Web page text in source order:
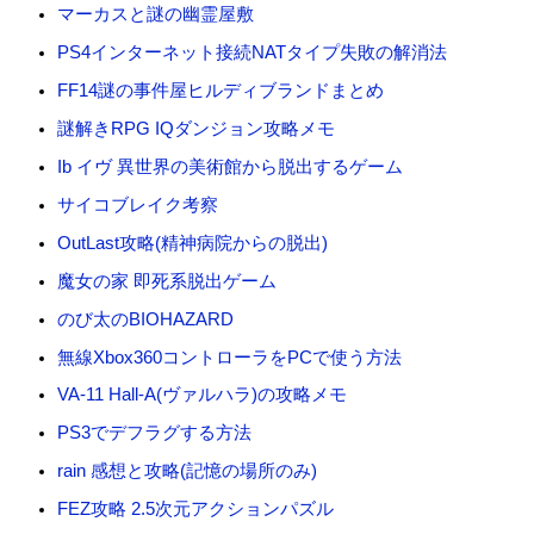
マーカスと謎の幽霊屋敷
PS4インターネット接続NATタイプ失敗の解消法
FF14謎の事件屋ヒルディブランドまとめ
謎解きRPG IQダンジョン攻略メモ
Ib イヴ 異世界の美術館から脱出するゲーム
サイコブレイク考察
OutLast攻略(精神病院からの脱出)
魔女の家 即死系脱出ゲーム
のび太のBIOHAZARD
無線Xbox360コントローラをPCで使う方法
VA-11 Hall-A(ヴァルハラ)の攻略メモ
PS3でデフラグする方法
rain 感想と攻略(記憶の場所のみ)
FEZ攻略 2.5次元アクションパズル